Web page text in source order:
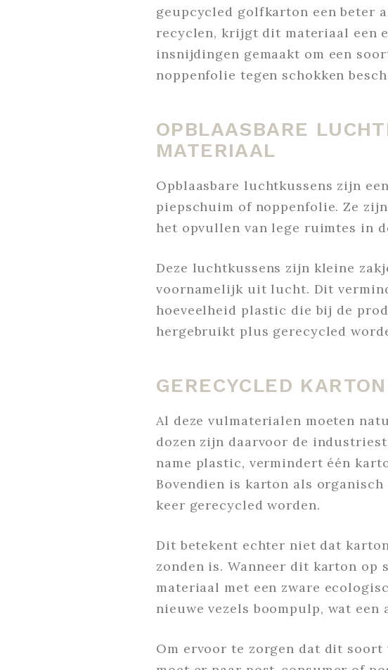
geupcycled golfkarton een beter
recyclen, krijgt dit materiaal een
insnijdingen gemaakt om een
noppenfolie tegen schokken
OPBLAASBARE
MATERIAAL
Opblaasbare luchtkussens zijn
piepschuim of noppenfolie. Ze
het opvullen van lege ruimtes in
Deze luchtkussens zijn kleine
voornamelijk uit lucht. Dit
hoeveelheid plastic die bij de
hergebruikt plus gerecycled
GERECYCLED
Al deze vulmaterialen moeten
dozen zijn daarvoor de
name plastic, vermindert één
Bovendien is karton als
keer gerecycled worden.
Dit betekent echter niet dat
zonden is. Wanneer dit karton op
materiaal met een zware
nieuwe vezels boompulp, wat
Om ervoor te zorgen dat dit